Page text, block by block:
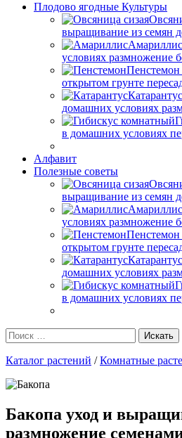
Плодово ягодные Культуры
выращивание из семян
условиях размножение
Пенстемон
открытом грунте
домашних условиях
в домашних условиях
Алфавит
Полезные советы
выращивание из семян
условиях размножение
Пенстемон
открытом грунте
домашних условиях
в домашних условиях
Каталог растений /Комнатные
Бакопа уход и
размножение